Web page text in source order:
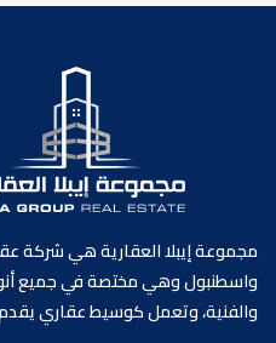
مجموعة إيبلا العقارية هي شركة
واسطنبول وهي مختصة في جميع
والفنية، وتعمل كوسيط عقاري يقدم